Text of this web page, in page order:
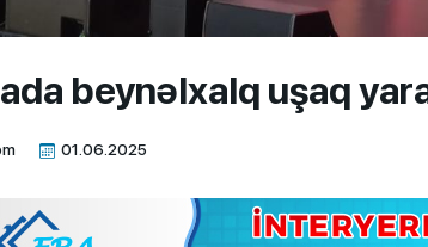
beynəlxalq uşaq
01.06.2025